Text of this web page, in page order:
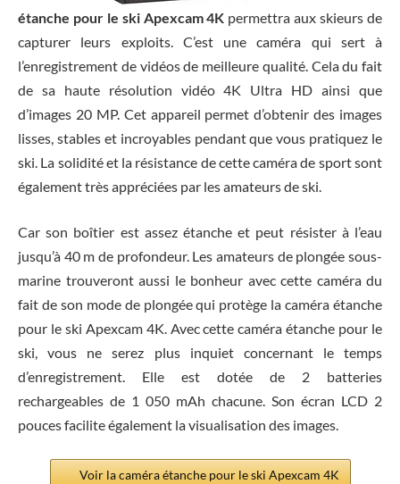
étanche pour le ski Apexcam 4K permettra aux skieurs de
capturer leurs exploits. C’est une caméra qui sert à
l’enregistrement de vidéos de meilleure qualité. Cela du fait
de sa haute résolution vidéo 4K Ultra HD ainsi que
d’images 20 MP. Cet appareil permet d’obtenir des images
lisses, stables et incroyables pendant que vous pratiquez le
ski. La solidité et la résistance de cette caméra de sport sont
également très appréciées par les amateurs de ski.
Car son boîtier est assez étanche et peut résister à l’eau
jusqu’à 40 m de profondeur. Les amateurs de plongée sous-
marine trouveront aussi le bonheur avec cette caméra du
fait de son mode de plongée qui protège la caméra étanche
pour le ski Apexcam 4K. Avec cette caméra étanche pour le
ski, vous ne serez plus inquiet concernant le temps
d’enregistrement. Elle est dotée de 2 batteries
rechargeables de 1 050 mAh chacune. Son écran LCD 2
pouces facilite également la visualisation des images.
Voir la caméra étanche pour le ski Apexcam 4K